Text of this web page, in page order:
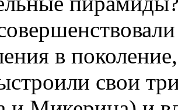
в
свои